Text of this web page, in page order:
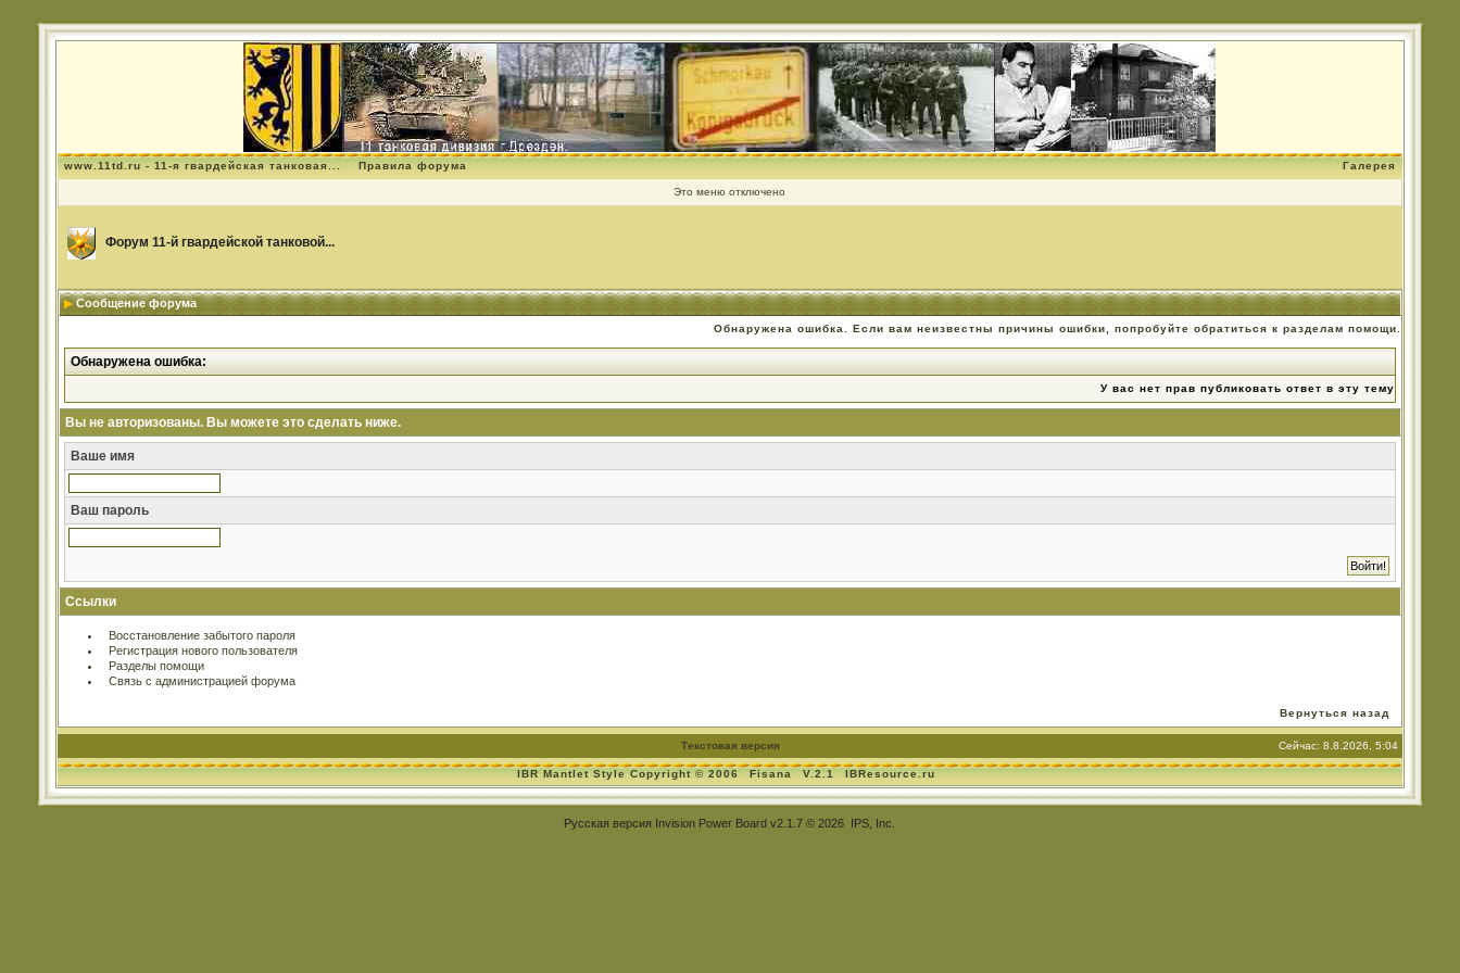
www.11td.ru - 11-я гвардейская танковая... Правила форума Галерея
Это меню отключено
Форум 11-й гвардейской танковой...
Сообщение форума
Обнаружена ошибка. Если вам неизвестны причины ошибки, попробуйте обратиться к разделам помощи.
Обнаружена ошибка:
У вас нет прав публиковать ответ в эту тему
Вы не авторизованы. Вы можете это сделать ниже.
Ваше имя
Ваш пароль
Ссылки
Восстановление забытого пароля
Регистрация нового пользователя
Разделы помощи
Связь с администрацией форума
Вернуться назад
Текстовая версия Сейчас: 8.8.2026, 5:04
IBR Mantlet Style Copyright © 2006 Fisana V.2.1 IBResource.ru
Русская версия Invision Power Board v2.1.7 © 2026 IPS, Inc.